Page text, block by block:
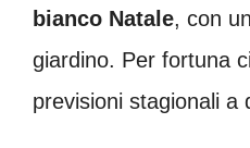
bianco Natale, con
giardino. Per fortuna
previsioni stagionali a